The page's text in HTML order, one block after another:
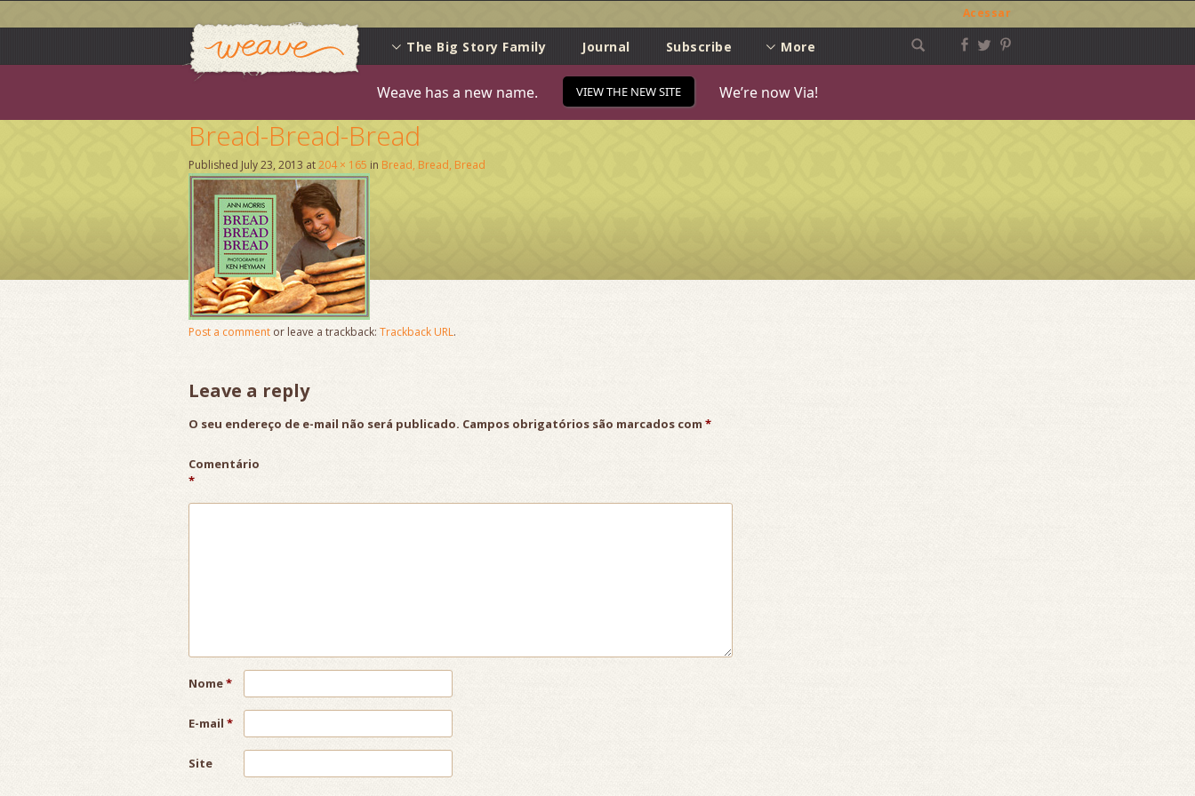
Acessar
Skip
to
content
Weave
The Big Story Family
Journal Subscribe More
Weave has a new name. VIEW THE NEW SITE We’re now Via!
Bread-Bread-Bread
Published July 23, 2013 at204 × 165 in Bread, Bread, Bread
Post a comment or leave a trackback: Trackback URL.
Leave a reply
O seu endereço de e-mail não será publicado. Campos obrigatórios são marcados com *
Comentário
*
Nome*
E-mail *
Site